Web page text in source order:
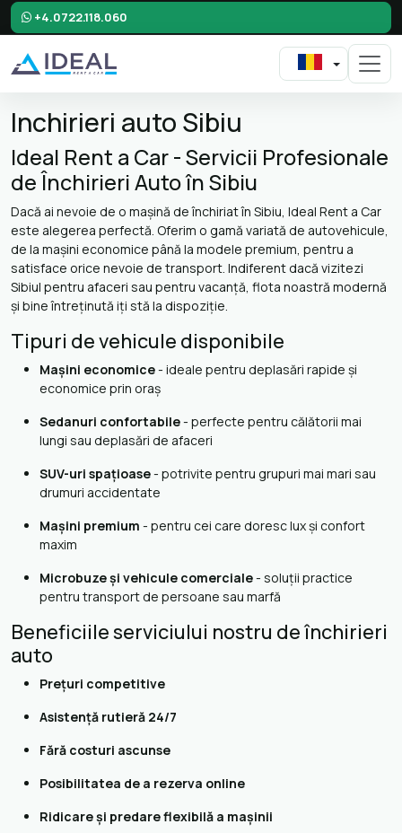
+4.0722.118.060
Inchirieri auto Sibiu
Ideal Rent a Car - Servicii Profesionale
de Închirieri Auto în Sibiu
Dacă ai nevoie de o mașină de închiriat în Sibiu, Ideal Rent a Car
este alegerea perfectă. Oferim o gamă variată de autovehicule,
de la mașini economice până la modele premium, pentru a
satisface orice nevoie de transport. Indiferent dacă vizitezi
Sibiul pentru afaceri sau pentru vacanță, flota noastră modernă
și bine întreținută iți stă la dispoziție.
Tipuri de vehicule disponibile
Mașini economice- ideale pentru deplasări rapide și
economice prin oraș
Sedanuri confortabile- perfecte pentru călătorii mai
lungi sau deplasări de afaceri
SUV-uri spațioase- potrivite pentru grupuri mai mari sau
drumuri accidentate
Mașini premium - pentru cei care doresc lux și confort
maxim
Microbuze și vehicule comerciale- soluții practice
pentru transport de persoane sau marfă
Beneficiile serviciului nostru de închirieri
auto
Prețuri competitive
Asistență rutieră 24/7
Fără costuri ascunse
Posibilitatea de a rezerva online
Ridicare și predare flexibilă a mașinii